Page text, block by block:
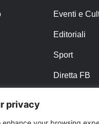
privacy
Eventi e
Editoriali
Sport
Diretta FB